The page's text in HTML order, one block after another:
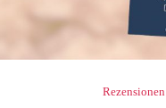
Rezensionen